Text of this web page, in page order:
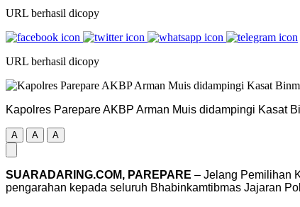
URL berhasil dicopy
URL berhasil dicopy
Kapolres Parepare AKBP Arman Muis didampingi Kasat
A A A
SUARADARING.COM, PAREPARE – Jelang Pemilihan
pengarahan kepada seluruh Bhabinkamtibmas Jajaran